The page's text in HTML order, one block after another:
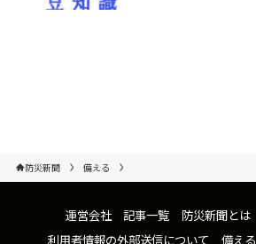
防災新聞 備える
運営会社 記事一覧 防災新聞とは
利用者情報の外部送信について
備える